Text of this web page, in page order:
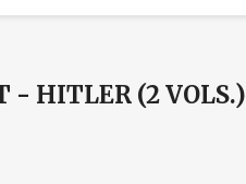
- HITLER (2 VOLS.)